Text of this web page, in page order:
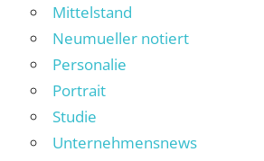
Mittelstand
Neumueller notiert
Personalie
Portrait
Studie
Unternehmensnews